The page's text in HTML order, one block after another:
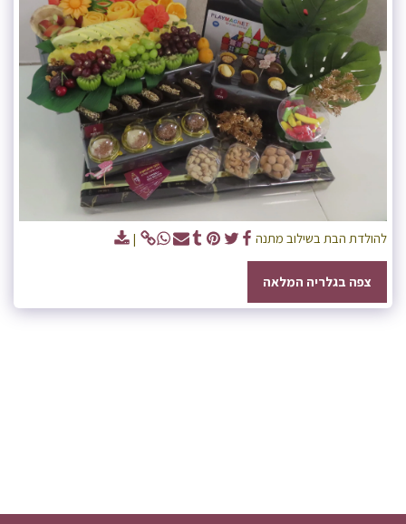
להולדת הבת בשילוב מתנה
צפה בגלריה המלאה